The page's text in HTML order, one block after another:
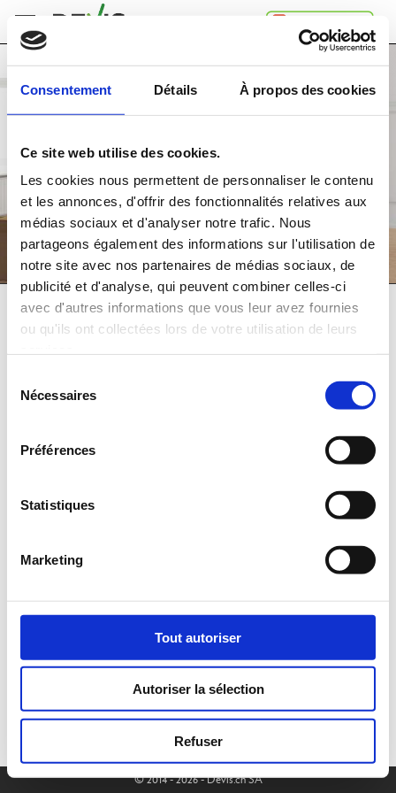
Consentement Détails À propos des cookies
Ce site web utilise des cookies.
Les cookies nous permettent de personnaliser le contenu
et les annonces, d'offrir des fonctionnalités relatives aux
médias sociaux et d'analyser notre trafic. Nous
partageons également des informations sur l'utilisation de
notre site avec nos partenaires de médias sociaux, de
publicité et d'analyse, qui peuvent combiner celles-ci
avec d'autres informations que vous leur avez fournies
ou qu'ils ont collectées lors de votre utilisation de leurs
Nécessaires
Préférences
Statistiques
Marketing
Tout autoriser
Autoriser la sélection
Refuser
Accueil
ça
A
propos
Devis.ch
SA
Contact
Espace
entreprises
Mentions
légales
Recevezgratuitement4 devis
et choisissez lameilleureoffre!
: saisissez le type de travaux
Simplifiez-vous la vie avec Devis.ch!
auprès de prestataires de qualité
sélectionnés dans votre région.
© 2014 - 2026 - Devis.ch SA